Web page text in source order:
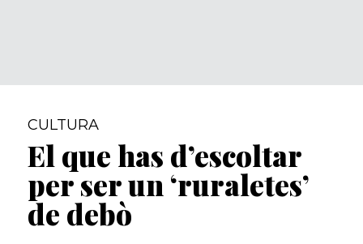
CULTURA
El que has d’escoltar
per ser un ‘ruraletes’
de debò